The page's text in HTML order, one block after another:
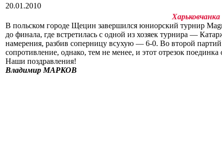
20.01.2010
В польском городе Щецин завершился юниорский турнир
до финала, где встретилась с одной из хозяек турнира —
намерения, разбив соперницу всухую — 6-0. Во второй партий
сопротивление, однако, тем не менее, и этот отрезок
Наши поздравления!
Владимир МАРКОВ